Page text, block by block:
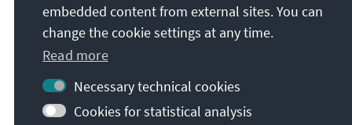
Address
Contact
Visit also
embedded content from external sites. You can
change the cookie settings at any time.
Read more
Necessary technical cookies
Cookies for statistical analysis